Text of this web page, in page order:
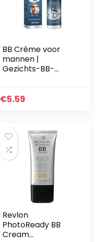
BB Crème voor
mannen |
Gezichts-BB-
verhelderende luie
€5.59
Revlon
PhotoReady BB
Cream